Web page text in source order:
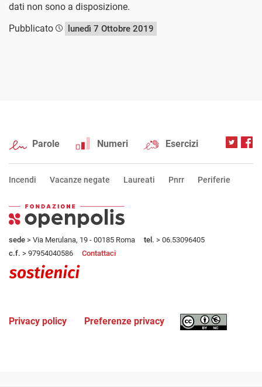
dati non sono a disposizione.
Pubblicato
lunedì 7 Ottobre 2019
Parole Numeri Esercizi
Incendi Vacanze negate Laureati Pnrr Periferie
sede > Via Merulana, 19 - 00185 Roma tel. > 06.53096405
c.f. > 97954040586 Contattaci
Privacy policy Preferenze privacy